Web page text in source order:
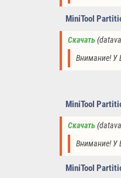
MiniTool
Скачать (
Внимание! У
MiniTool
Скачать (
Внимание! У
MiniTool